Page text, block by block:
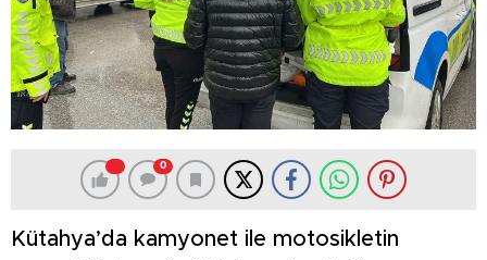
0
Kütahya’da kamyonet ile motosikletin